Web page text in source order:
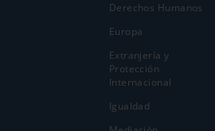
Derechos Humanos
Europa
Extranjería y
Protección
Internacional
Igualdad